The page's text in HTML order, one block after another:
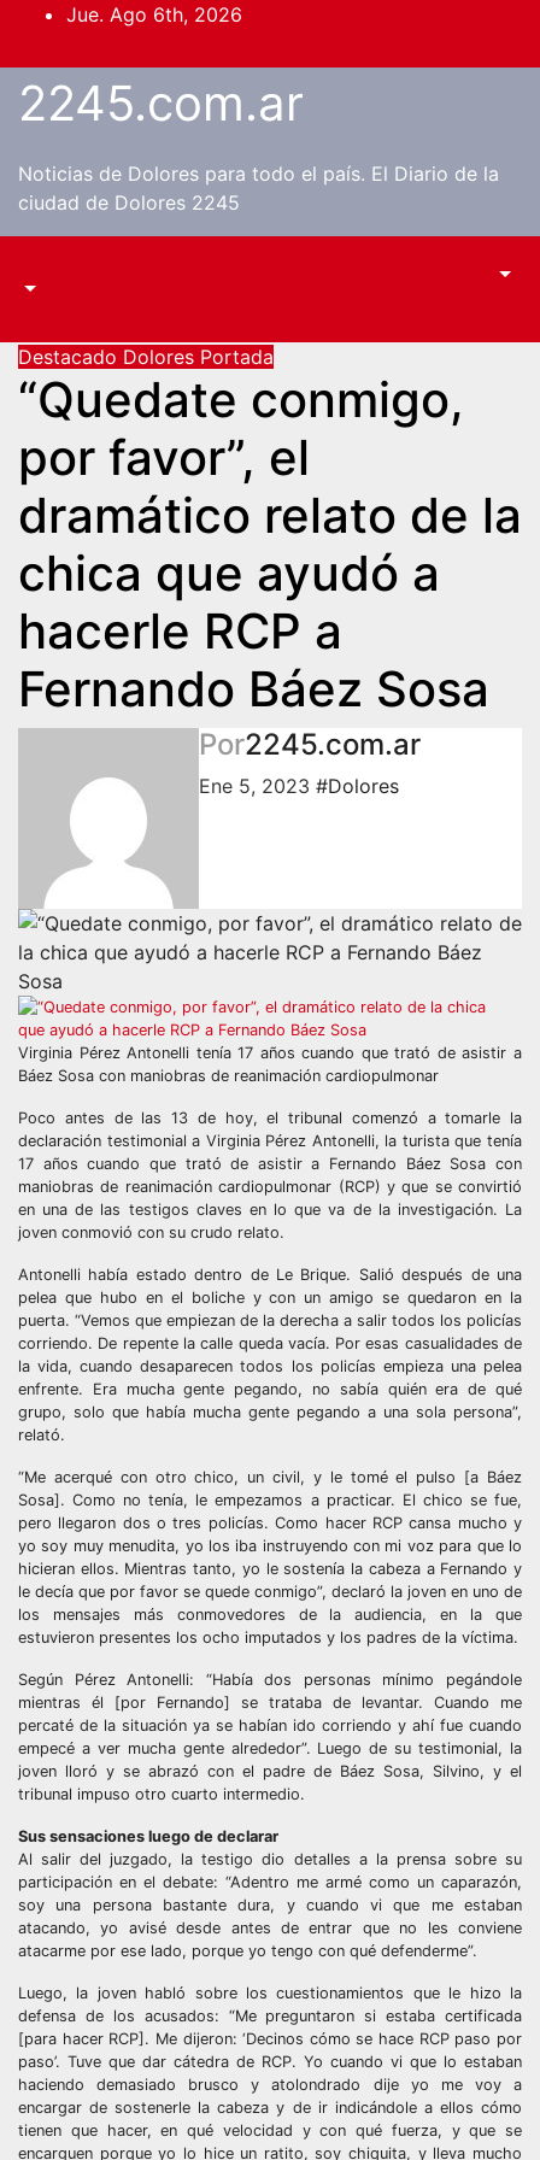
Saltar
contenido
Jue. Ago 6th, 2026
2245.com.ar
Noticias de Dolores para todo el país. El Diario de la
ciudad de Dolores 2245
Destacado Dolores Portada
“Quedate conmigo,
por favor”, el
dramático relato de la
chica que ayudó a
hacerle RCP a
Fernando Báez Sosa
Por2245.com.ar
Ene 5, 2023 #Dolores
Virginia Pérez Antonelli tenía 17 años cuando que trató de asistir a
Báez Sosa con maniobras de reanimación cardiopulmonar
Poco antes de las 13 de hoy, el tribunal comenzó a tomarle la
declaración testimonial a Virginia Pérez Antonelli, la turista que tenía
17 años cuando que trató de asistir a Fernando Báez Sosa con
maniobras de reanimación cardiopulmonar (RCP) y que se convirtió
en una de las testigos claves en lo que va de la investigación. La
joven conmovió con su crudo relato.
Antonelli había estado dentro de Le Brique. Salió después de una
pelea que hubo en el boliche y con un amigo se quedaron en la
puerta. “Vemos que empiezan de la derecha a salir todos los policías
corriendo. De repente la calle queda vacía. Por esas casualidades de
la vida, cuando desaparecen todos los policías empieza una pelea
enfrente. Era mucha gente pegando, no sabía quién era de qué
grupo, solo que había mucha gente pegando a una sola persona”,
relató.
“Me acerqué con otro chico, un civil, y le tomé el pulso [a Báez
Sosa]. Como no tenía, le empezamos a practicar. El chico se fue,
pero llegaron dos o tres policías. Como hacer RCP cansa mucho y
yo soy muy menudita, yo los iba instruyendo con mi voz para que lo
hicieran ellos. Mientras tanto, yo le sostenía la cabeza a Fernando y
le decía que por favor se quede conmigo”, declaró la joven en uno de
los mensajes más conmovedores de la audiencia, en la que
estuvieron presentes los ocho imputados y los padres de la víctima.
Según Pérez Antonelli: “Había dos personas mínimo pegándole
mientras él [por Fernando] se trataba de levantar. Cuando me
percaté de la situación ya se habían ido corriendo y ahí fue cuando
empecé a ver mucha gente alrededor”. Luego de su testimonial, la
joven lloró y se abrazó con el padre de Báez Sosa, Silvino, y el
tribunal impuso otro cuarto intermedio.
Sus sensaciones luego de declarar
Al salir del juzgado, la testigo dio detalles a la prensa sobre su
participación en el debate: “Adentro me armé como un caparazón,
soy una persona bastante dura, y cuando vi que me estaban
atacando, yo avisé desde antes de entrar que no les conviene
atacarme por ese lado, porque yo tengo con qué defenderme”.
Luego, la joven habló sobre los cuestionamientos que le hizo la
defensa de los acusados: “Me preguntaron si estaba certificada
[para hacer RCP]. Me dijeron: ‘Decinos cómo se hace RCP paso por
paso’. Tuve que dar cátedra de RCP. Yo cuando vi que lo estaban
haciendo demasiado brusco y atolondrado dije yo me voy a
encargar de sostenerle la cabeza y de ir indicándole a ellos cómo
tienen que hacer, en qué velocidad y con qué fuerza, y que se
encarguen porque yo lo hice un ratito, soy chiquita, y lleva mucho